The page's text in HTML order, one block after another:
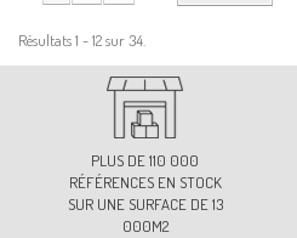
Résultats 1 - 12 sur 34.
PLUS DE 110 000
RÉFÉRENCES EN STOCK
SUR UNE SURFACE DE 13
000M2